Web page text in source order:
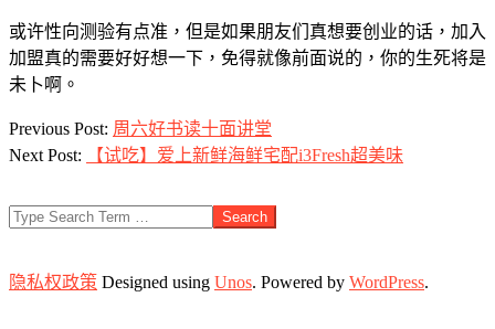
或许性向测验有点准，但是如果朋友们真想要创业的话，加入
加盟真的需要好好想一下，免得就像前面说的，你的生死将是
未卜啊。
2013-
13
Previous Post: 周六好书读十面讲堂
Next Post:
【试吃】爱上新鲜海鲜宅配i3Fresh超美味
Search
隐私权政策 Designed using Unos. Powered by WordPress.